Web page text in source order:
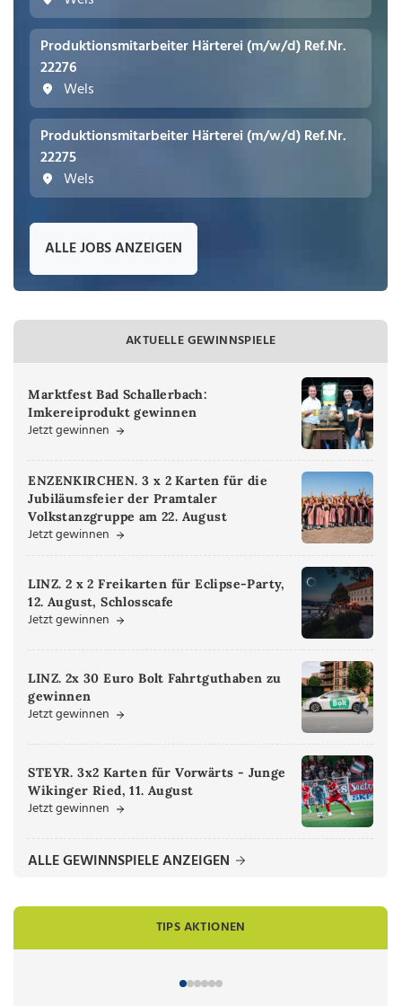
Produktionsmitarbeiter Härterei (m/w/d) Ref.Nr.
22276
Wels
Produktionsmitarbeiter Härterei (m/w/d) Ref.Nr.
22275
Wels
ALLE JOBS ANZEIGEN
AKTUELLE GEWINNSPIELE
Marktfest Bad Schallerbach:
Imkereiprodukt gewinnen
Jetzt gewinnen
ENZENKIRCHEN. 3 x 2 Karten für die
Jubiläumsfeier der Pramtaler
Volkstanzgruppe am 22. August
Jetzt gewinnen
LINZ. 2 x 2 Freikarten für Eclipse-Party,
12. August, Schlosscafe
Jetzt gewinnen
LINZ. 2x 30 Euro Bolt Fahrtguthaben zu
gewinnen
Jetzt gewinnen
STEYR. 3x2 Karten für Vorwärts - Junge
Wikinger Ried, 11. August
Jetzt gewinnen
ALLE GEWINNSPIELE ANZEIGEN
TIPS AKTIONEN